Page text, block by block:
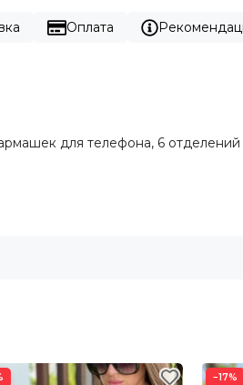
Оплата
для телефона, 6 отделений
−17%